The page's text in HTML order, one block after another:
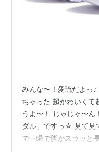
みんな〜！愛琉だよっ
ちゃった 超かわいくて
うよ〜！ じゃじゃ〜ん
ダル」ですっ☆ 見て見
で一瞬で脚がスラッと